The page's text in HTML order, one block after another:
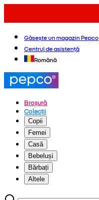
Găsește un magazin Pepco
Centrul de asistență
Română
Broșură
Colecții
Copii
Femei
Casă
Bebeluși
Bărbați
Altele